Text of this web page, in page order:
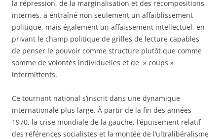
la répression, de la marginalisation et des recompositions
internes, a entraîné non seulement un affaiblissement
politique, mais également un affaissement intellectuel, en
privant le champ politique de grilles de lecture capables
de penser le pouvoir comme structure plutôt que comme
somme de volontés individuelles et de » coups »
intermittents.
Ce tournant national s’inscrit dans une dynamique
internationale plus large. À partir de la fin des années
1970, la crise mondiale de la gauche, l’épuisement relatif
des références socialistes et la montée de l’ultralibéralisme